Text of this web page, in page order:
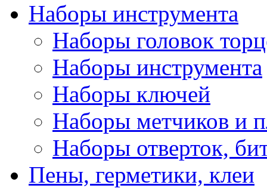
Наборы инструмента
Наборы головок
Наборы инструмента
Наборы ключей
Наборы метчиков и
Наборы отверток,
Пены, герметики, клеи